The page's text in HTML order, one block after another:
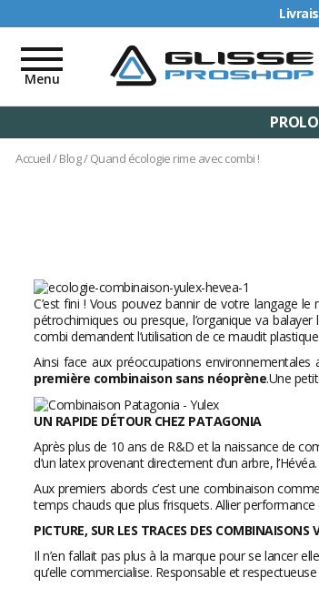
Toggle
navigation
Menu
Accueil/Blog/Quand écologie rime avec combi !
C’est fini ! Vous pouvez bannir de votre langage le
pétrochimiques ou presque, l’organique va
combi demandent l’utilisation de ce maudit
Ainsi face aux préoccupations
première combinaison sans néoprène.Une
UN RAPIDE DÉTOUR CHEZ PATAGONIA
Après plus de 10 ans de R&D et la naissance de
d’un latex provenant directement d’un arbre,
Aux premiers abords c’est une combinaison
temps chauds que plus frisquets. Allier
PICTURE, SUR LES TRACES DES COMBINAISONS
Il n’en fallait pas plus à la marque pour se lancer
qu’elle commercialise. Responsable et